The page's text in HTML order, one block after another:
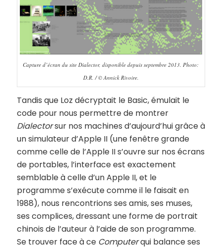
Capture d’écran du site Dialector, disponible depuis septembre 2013. Photo:
D.R. / © Annick Rivoire.
Tandis que Loz décryptait le Basic, émulait le
code pour nous permettre de montrer
Dialectorsur nos machines d’aujourd’hui grâce à
un simulateur d’Apple II (une fenêtre grande
comme celle de l’Apple II s’ouvre sur nos écrans
de portables, l’interface est exactement
semblable à celle d’un Apple II, et le
programme s’exécute comme il le faisait en
1988), nous rencontrions ses amis, ses muses,
ses complices, dressant une forme de portrait
chinois de l’auteur à l’aide de son programme.
Se trouver face à ceComputerqui balance ses